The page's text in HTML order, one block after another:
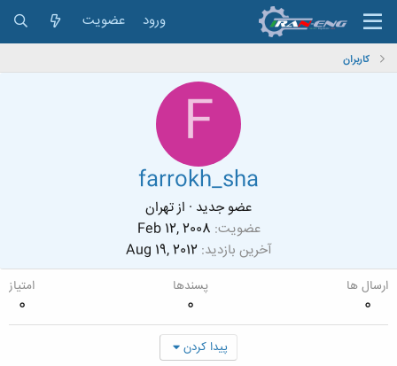
ورود عضویت
کاربران
F
farrokh_sha
عضو جدید · ازتهران
عضویت Feb 12, 2008
آخرین بازدید Aug 19, 2012
ارسال ها
0
پسندها
0
امتیاز
0
پیدا کردن